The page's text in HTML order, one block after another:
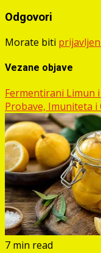
Odgovori
Morate biti
Vezane objave
Fermentirani Limun
Probave, Imuniteta i
7 min read